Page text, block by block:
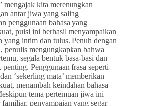
mengajak kita merenungkan
antar jiwa yang saling
penggunaan bahasa yang
puisi ini berhasil menyampaikan
yang intim dan tulus. Penuh dengan
penulis mengungkapkan bahwa
segala bentuk basa-basi dan
Penggunaan frasa seperti
‘sekerling mata’ memberikan
menambah keindahan bahasa
tema pertemuan jiwa ini
penyampaian yang segar